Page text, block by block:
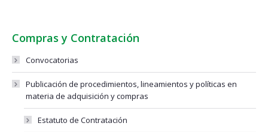
Compras y Contratación
Convocatorias
Publicación de procedimientos, lineamientos y políticas en
materia de adquisición y compras
Estatuto de Contratación